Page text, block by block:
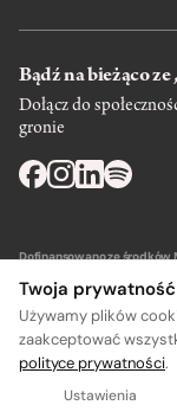
Bądź na bieżąco ze
Dołącz do
gronie
Dofinansowano ze
Wydawca: SIW Znak w
Twoja prywatność
Używamy plików
zaakceptować
polityce prywatności.
Ustawienia